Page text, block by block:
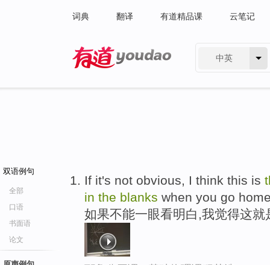
词典 翻译 有道精品课 云笔记
中英
双语例句
全部
口语
书面语
论文
If it's not obvious, I think this is
in the blanks when you go
如果不能一眼看明白,我觉得这